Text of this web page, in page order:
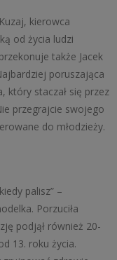
kierowca
od życia ludzi
także Jacek
poruszająca
który staczał się przez
przegrajcie swojego
do młodzieży.
palisz” –
Porzuciła
podjął również 20-
13. roku życia.